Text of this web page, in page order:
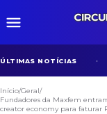
ÚLTIMAS NOTÍCIAS
das empresas
Início/Geral/
Fundadores da Maxfem
creator economy para faturar